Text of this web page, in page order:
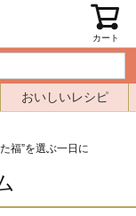
カート
おいしいレシピ
福”を選ぶ一日に